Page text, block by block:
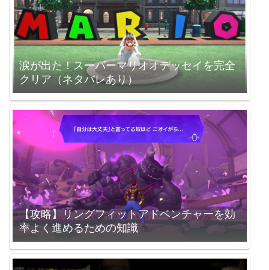
涙が出た！スーパーマリオオデッセイを完全
クリア（ネタバレあり）
【攻略】リングフィットアドベンチャーを効
率よく進めるための知識